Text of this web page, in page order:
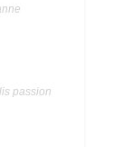
passion